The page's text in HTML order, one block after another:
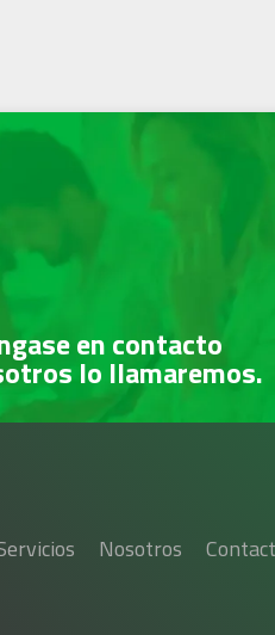
en contacto
lo llamaremos.
Nosotros